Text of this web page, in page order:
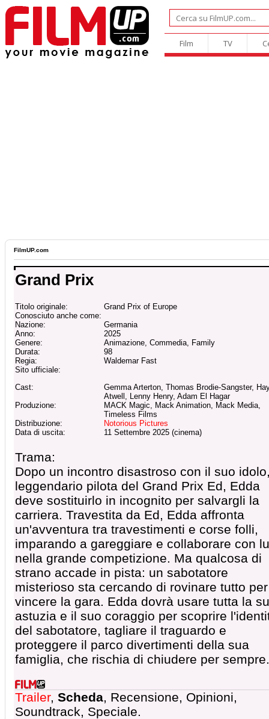
Film TV
FilmUP.com
Grand Prix
Titolo originale:
Grand Prix of Europe
Conosciuto anche come:
Nazione:
Germania
Anno:
2025
Genere:
Animazione, Commedia, Family
Durata:
98
Regia:
Waldemar Fast
Sito ufficiale:
Cast:
Gemma Arterton, Thomas Brodie-Sangster,
Atwell, Lenny Henry, Adam El Hagar
Produzione:
MACK Magic, Mack Animation, Mack Media,
Timeless Films
Distribuzione:
Notorious Pictures
Data di uscita:
11 Settembre 2025 (cinema)
Trama:
Dopo un incontro disastroso con il suo
leggendario pilota del Grand Prix Ed, Edda
deve sostituirlo in incognito per salvargli la
carriera. Travestita da Ed, Edda affronta
un'avventura tra travestimenti e corse folli,
imparando a gareggiare e collaborare con
nella grande competizione. Ma qualcosa di
strano accade in pista: un sabotatore
misterioso sta cercando di rovinare tutto per
vincere la gara. Edda dovrà usare tutta la
astuzia e il suo coraggio per scoprire
del sabotatore, tagliare il traguardo e
proteggere il parco divertimenti della sua
famiglia, che rischia di chiudere per sempre.
Trailer, Scheda, Recensione, Opinioni,
Soundtrack, Speciale.